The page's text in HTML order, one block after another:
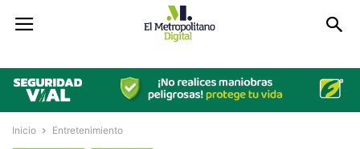
Inicio Entretenimiento